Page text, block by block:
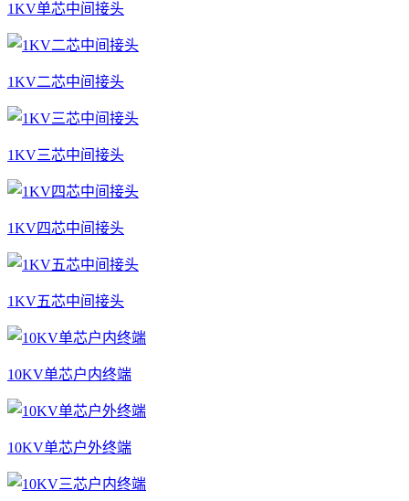
1KV单芯中间接头
1KV二芯中间接头
1KV三芯中间接头
1KV四芯中间接头
1KV五芯中间接头
10KV单芯户内终端
10KV单芯户外终端